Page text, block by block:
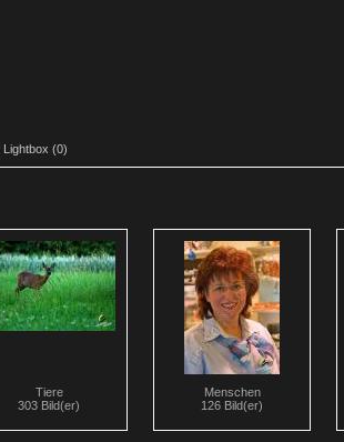
Lightbox (0)
Tiere
303 Bild(er)
Menschen
126 Bild(er)